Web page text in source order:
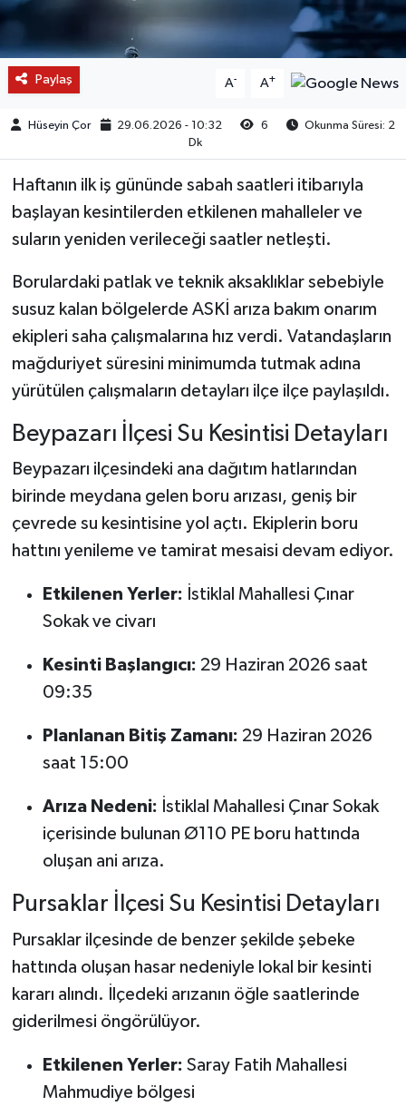
Paylaş A- A+
Hüseyin Çor 29.06.2026 - 10:32 6
Okunma Süresi: 2
Dk
Haftanın ilk iş gününde sabah saatleri itibarıyla
başlayan kesintilerden etkilenen mahalleler ve
suların yeniden verileceği saatler netleşti.
Borulardaki patlak ve teknik aksaklıklar sebebiyle
susuz kalan bölgelerde ASKİ arıza bakım onarım
ekipleri saha çalışmalarına hız verdi. Vatandaşların
mağduriyet süresini minimumda tutmak adına
yürütülen çalışmaların detayları ilçe ilçe paylaşıldı.
Beypazarı İlçesi Su Kesintisi Detayları
Beypazarı ilçesindeki ana dağıtım hatlarından
birinde meydana gelen boru arızası, geniş bir
çevrede su kesintisine yol açtı. Ekiplerin boru
hattını yenileme ve tamirat mesaisi devam ediyor.
Etkilenen Yerler: İstiklal Mahallesi Çınar
Sokak ve civarı
Kesinti Başlangıcı: 29 Haziran 2026 saat
09:35
Planlanan Bitiş Zamanı: 29 Haziran 2026
saat 15:00
Arıza Nedeni: İstiklal Mahallesi Çınar Sokak
içerisinde bulunan Ø110 PE boru hattında
oluşan ani arıza.
Pursaklar İlçesi Su Kesintisi Detayları
Pursaklar ilçesinde de benzer şekilde şebeke
hattında oluşan hasar nedeniyle lokal bir kesinti
kararı alındı. İlçedeki arızanın öğle saatlerinde
giderilmesi öngörülüyor.
Etkilenen Yerler: Saray Fatih Mahallesi
Mahmudiye bölgesi